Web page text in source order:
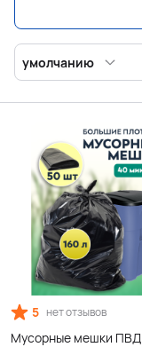
умолчанию
5 нет отзывов
Мусорные мешки ПВД